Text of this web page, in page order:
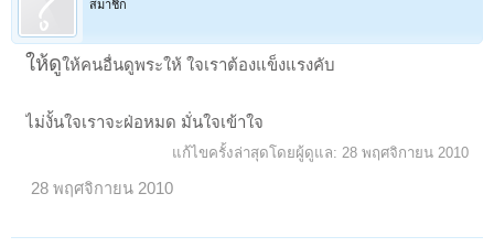
สมาชิก
ให้ดูให้คนอื่นดูพระให้ ใจเราต้องแข็งแรงคับ
ไม่งั้นใจเราจะฝ่อหมด มั่นใจเข้าใจ
แก้ไขครั้งล่าสุดโดยผู้ดูแล: 28 พฤศจิกายน 2010
28 พฤศจิกายน 2010